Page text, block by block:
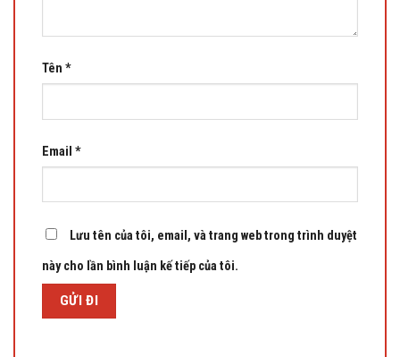
Tên *
Email *
Lưu tên của tôi, email, và trang web trong trình duyệt
này cho lần bình luận kế tiếp của tôi.